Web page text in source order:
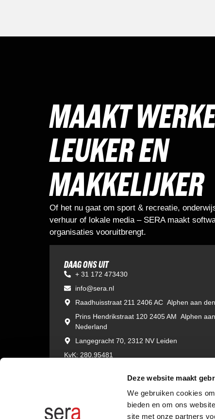
Deze website maakt
We gebruiken cookies
bieden en om ons
site met onze partners
MAAKT
LEUKER EN
MAKKELIJKER
Of het nu gaat om sport & recreatie,
verhuur of lokale media – SERA maakt
organisaties vooruitbrengt.
DAAG ONS UIT
+ 31 172 473430
info@sera.nl
Raadhuisstraat 211 2406 AC Alphen aan
Prins Hendrikstraat 120 2405 AM Alphen
Nederland
Langegracht 70, 2312 NV Leiden
KvK: 280.95481